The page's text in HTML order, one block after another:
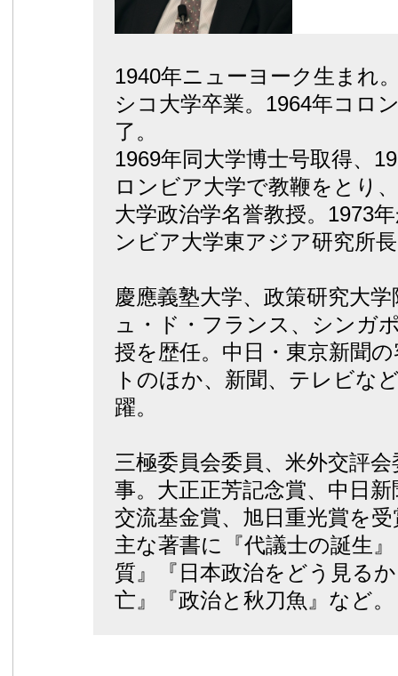
1940年ニューヨーク生まれ
シコ大学卒業。1964年コロ
了。
1969年同大学博士号取得、
ロンビア大学で教鞭をとり
大学政治学名誉教授。1973
ンビア大学東アジア研究所
慶應義塾大学、政策研究大
ュ・ド・フランス、シンガ
授を歴任。中日・東京新聞
トのほか、新聞、テレビな
躍。
三極委員会委員、米外交評
事。大正正芳記念賞、中日
交流基金賞、旭日重光賞を受
主な著書に『代議士の誕生
質』『日本政治をどう見る
亡』『政治と秋刀魚』など。